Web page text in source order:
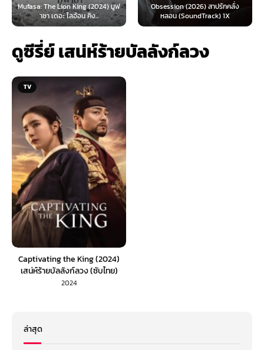
The Lion King (2024) มูฟ
าซา เดอะ ไลอ้อน คิง...
Obsession (2026) สาปรักคลั่ง
หลอน (SoundTrack) 1X
Survive
ดูซีรี่ย์ เสน่ห์ร้ายบัลลังก์ลวง
TV
Captivating the King (2024)
เสน่ห์ร้ายบัลลังก์ลวง (ซับไทย)
2024
ล่าสุด